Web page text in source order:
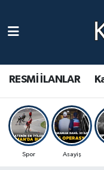
RESMİ İLANLAR
Spor Asayiş
Gündem
Güncel
Spor Haberleri